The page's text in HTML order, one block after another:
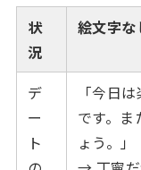
状
況
絵文字な
デ
ー
ト
「今日
です。ま
ょう。」